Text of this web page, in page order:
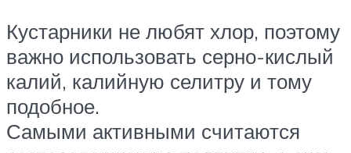
Кустарники не любят хлор, поэтому
важно использовать серно-кислый
калий, калийную селитру и тому
подобное.
Самыми активными считаются